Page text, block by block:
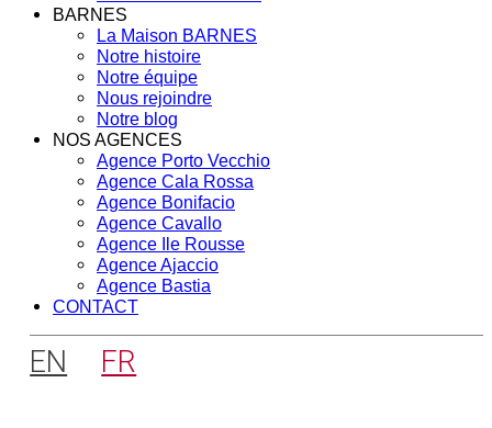
BARNES
La Maison BARNES
Notre histoire
Notre équipe
Nous rejoindre
Notre blog
NOS AGENCES
Agence Porto Vecchio
Agence Cala Rossa
Agence Bonifacio
Agence Cavallo
Agence Ile Rousse
Agence Ajaccio
Agence Bastia
CONTACT
EN FR